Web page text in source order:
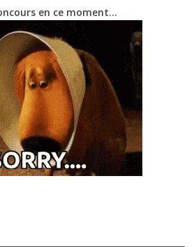
en ce moment…